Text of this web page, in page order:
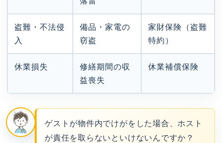
盗難・不法侵
入
備品・家電の
窃盗
家財保険（盗難
特約）
休業損失
修繕期間の収
益喪失
休業補償保険
ゲストが物件内でけがをした場合、ホスト
が責任を取らないといけないんですか？